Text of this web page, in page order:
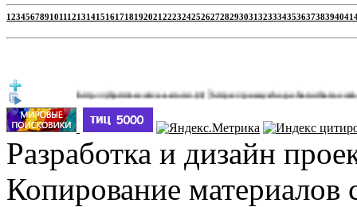
1234567891011121314151617181920212223242526272829303132333435363738394041
http://jbprimecurves.store/(3)|https://pussyshop.chaturbate.com/male-
Разработка и дизайн
Копирование материалов